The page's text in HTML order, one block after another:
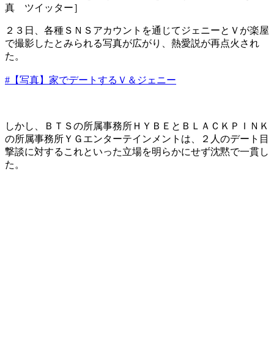
真 ツイッター］
２３日、各種ＳＮＳアカウントを通じてジェニーとＶが楽屋
で撮影したとみられる写真が広がり、熱愛説が再点火され
た。
#【写真】家でデートするＶ＆ジェニー
しかし、ＢＴＳの所属事務所ＨＹＢＥとＢＬＡＣＫＰＩＮＫ
の所属事務所ＹＧエンターテインメントは、２人のデート目
撃談に対するこれといった立場を明らかにせず沈黙で一貫し
た。